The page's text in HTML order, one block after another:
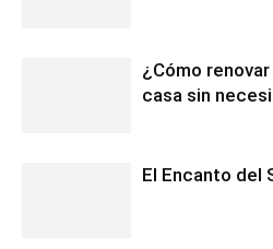
¿Cómo
casa sin
El Encanto del